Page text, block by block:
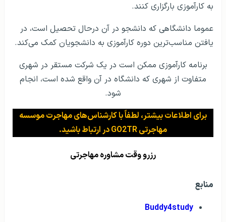
به کارآموزی بارگزاری کنند.
عموما دانشگاهی که دانشجو در آن درحال تحصیل است، در
یافتن مناسب‌ترین دوره کارآموزی به دانشجویان کمک می‌کند.
برنامه کارآموزی ممکن است در یک شرکت مستقر در شهری
متفاوت از شهری که دانشگاه در آن واقع شده است، انجام
شود.
برای اطلاعات بیشتر، لطفاً با کارشناس‌های مهاجرت موسسه
مهاجرتی GO2TR در ارتباط باشید.
رزرو وقت مشاوره مهاجرتی
منابع
Buddy4study